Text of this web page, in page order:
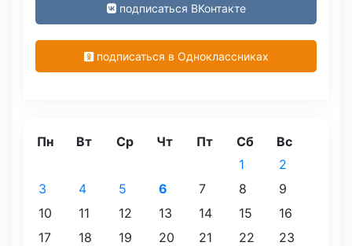
подписаться ВКонтакте
подписаться в Одноклассниках
Пн Вт Ср Чт Пт Сб Вс
1
2
3
4 5 6 7 8
9
10
11 12 13 14 15
16
17
18 19 20 21 22
23